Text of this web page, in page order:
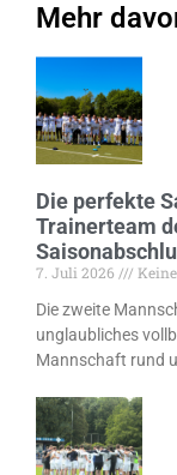
Mehr
Die perfekte
Trainerteam
7. Juli 2026
Die zweite
unglaubliches
Mannschaft rund